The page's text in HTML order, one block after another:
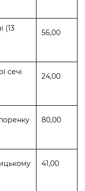
(13
56,00
сечі
24,00
80,00
41,00